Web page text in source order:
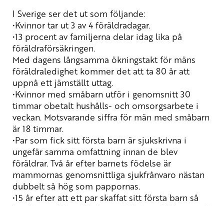
I Sverige ser det ut som följande:
•Kvinnor tar ut 3 av 4 föräldradagar.
•13 procent av familjerna delar idag lika på
föräldraförsäkringen.
Med dagens långsamma ökningstakt för mäns
föräldraledighet kommer det att ta 80 år att
uppnå ett jämställt uttag.
•Kvinnor med småbarn utför i genomsnitt 30
timmar obetalt hushålls- och omsorgsarbete i
veckan. Motsvarande siffra för män med småbarn
är 18 timmar.
•Par som fick sitt första barn är sjukskrivna i
ungefär samma omfattning innan de blev
föräldrar. Två år efter barnets födelse är
mammornas genomsnittliga sjukfrånvaro nästan
dubbelt så hög som pappornas.
•15 år efter att ett par skaffat sitt första barn så